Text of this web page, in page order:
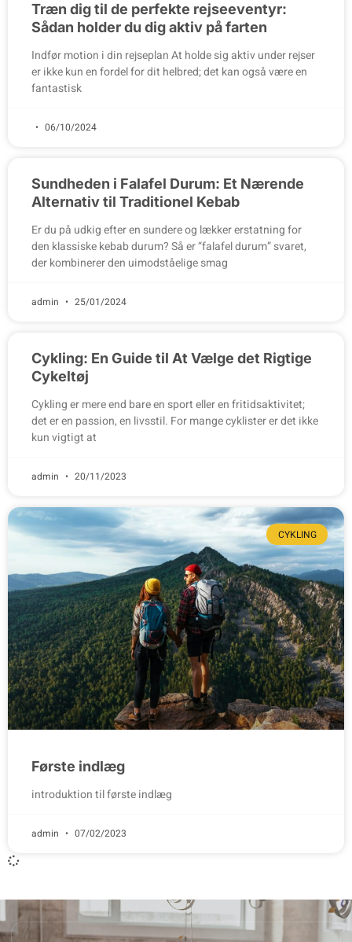
Træn dig til de perfekte rejseeventyr:
Sådan holder du dig aktiv på farten
Indfør motion i din rejseplan At holde sig aktiv under rejser
er ikke kun en fordel for dit helbred; det kan også være en
fantastisk
06/10/2024
Sundheden i Falafel Durum: Et Nærende
Alternativ til Traditionel Kebab
Er du på udkig efter en sundere og lækker erstatning for
den klassiske kebab durum? Så er “falafel durum” svaret,
der kombinerer den uimodståelige smag
admin 25/01/2024
Cykling: En Guide til At Vælge det Rigtige
Cykeltøj
Cykling er mere end bare en sport eller en fritidsaktivitet;
det er en passion, en livsstil. For mange cyklister er det ikke
kun vigtigt at
admin 20/11/2023
CYKLING
Første indlæg
introduktion til første indlæg
admin 07/02/2023